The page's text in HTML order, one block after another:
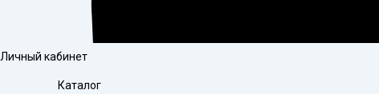
Личный кабинет
Каталог